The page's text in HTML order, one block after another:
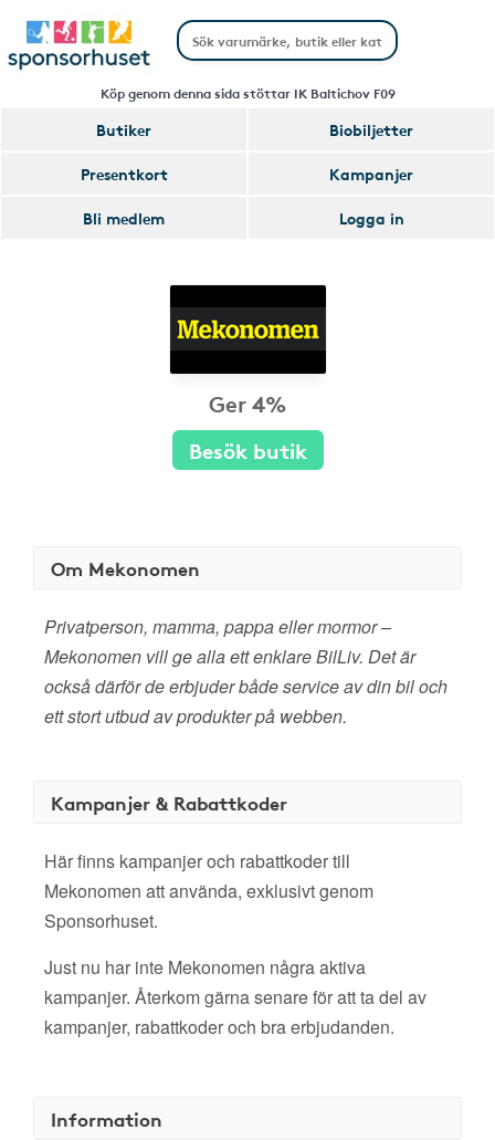
Köp genom denna sida stöttar IK Baltichov F09
Butiker
Biobiljetter
Presentkort
Kampanjer
Bli medlem
Logga in
Ger 4%
Besök butik
Om Mekonomen
Privatperson, mamma, pappa eller mormor –
Mekonomen vill ge alla ett enklare BilLiv. Det är
också därför de erbjuder både service av din bil och
ett stort utbud av produkter på webben.
Kampanjer & Rabattkoder
Här finns kampanjer och rabattkoder till
Mekonomen att använda, exklusivt genom
Sponsorhuset.
Just nu har inte Mekonomen några aktiva
kampanjer. Återkom gärna senare för att ta del av
kampanjer, rabattkoder och bra erbjudanden.
Information